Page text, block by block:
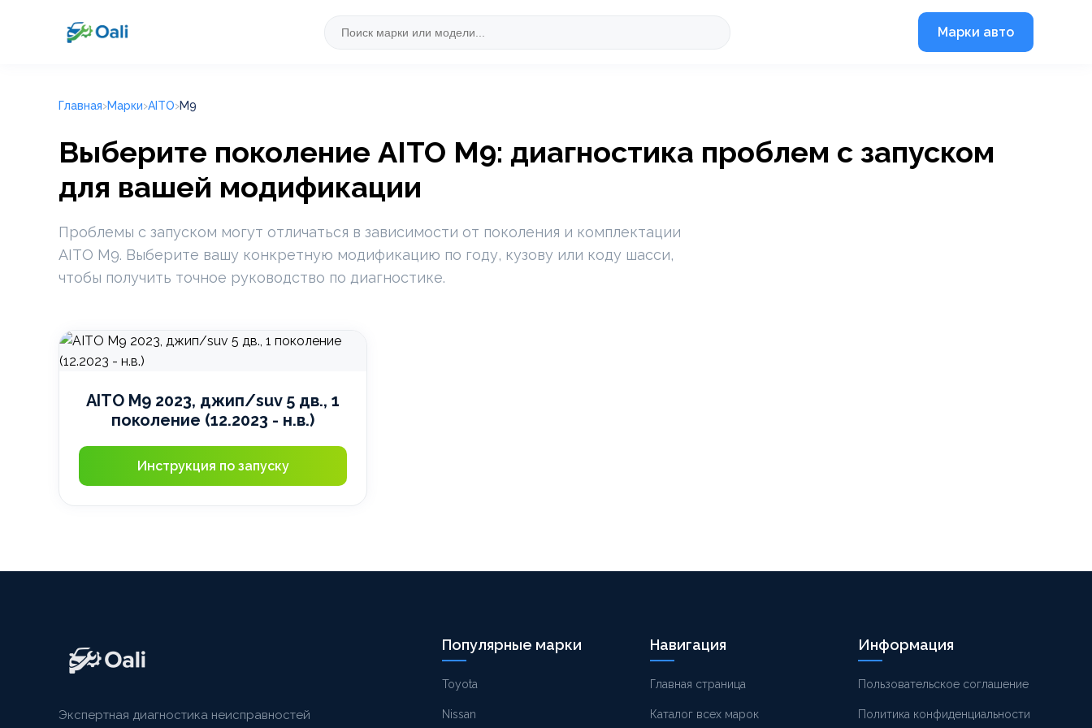
Марки авто
Главная Марки AITO M9
Выберите поколение AITO M9: диагностика проблем с запуском
для вашей модификации
Проблемы с запуском могут отличаться в зависимости от поколения и комплектации
AITO M9. Выберите вашу конкретную модификацию по году, кузову или коду шасси,
чтобы получить точное руководство по диагностике.
AITO M9 2023, джип/suv 5 дв., 1
поколение (12.2023 - н.в.)
Инструкция по запуску
Экспертная диагностика неисправностей
Популярные марки
Toyota
Nissan
Навигация
Главная страница
Каталог всех марок
Информация
Пользовательское соглашение
Политика конфиденциальности